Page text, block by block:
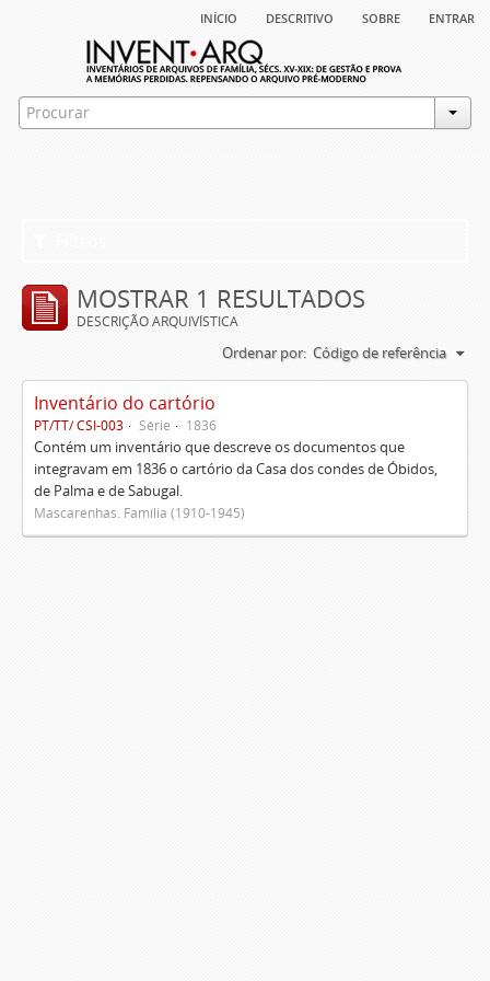
início descritivo sobre entrar
MOSTRAR 1 RESULTADOS
DESCRIÇÃO ARQUIVÍSTICA
Ordenar por: Código de referência
Inventário do cartório
PT/TT/ CSI-003 Série 1836
Contém um inventário que descreve os documentos que
integravam em 1836 o cartório da Casa dos condes de Óbidos,
de Palma e de Sabugal.
Mascarenhas. Família (1910-1945)